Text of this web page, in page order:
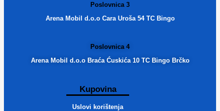
Poslovnica 3
Arena Mobil d.o.o Cara Uroša 54 TC Bingo
Poslovnica 4
Arena Mobil d.o.o Braća Ćuskića 10 TC Bingo Brčko
Kupovina
Uslovi korištenja